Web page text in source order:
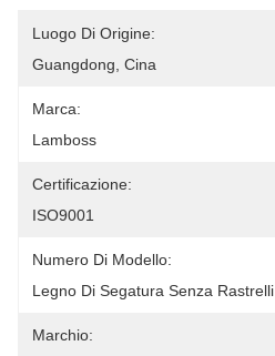
Luogo Di Origine:
Guangdong, Cina
Marca:
Lamboss
Certificazione:
ISO9001
Numero Di Modello:
Legno Di Segatura Senza Rastrelli
Marchio: